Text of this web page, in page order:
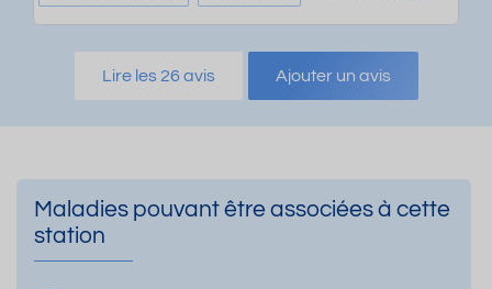
Lire les 26 avis Ajouter un avis
Maladies pouvant être associées à cette
station